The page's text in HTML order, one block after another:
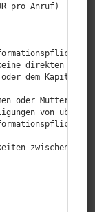
pro Anruf)
direkten oder
dem Kapital
oder
von über 10
zwischen dem